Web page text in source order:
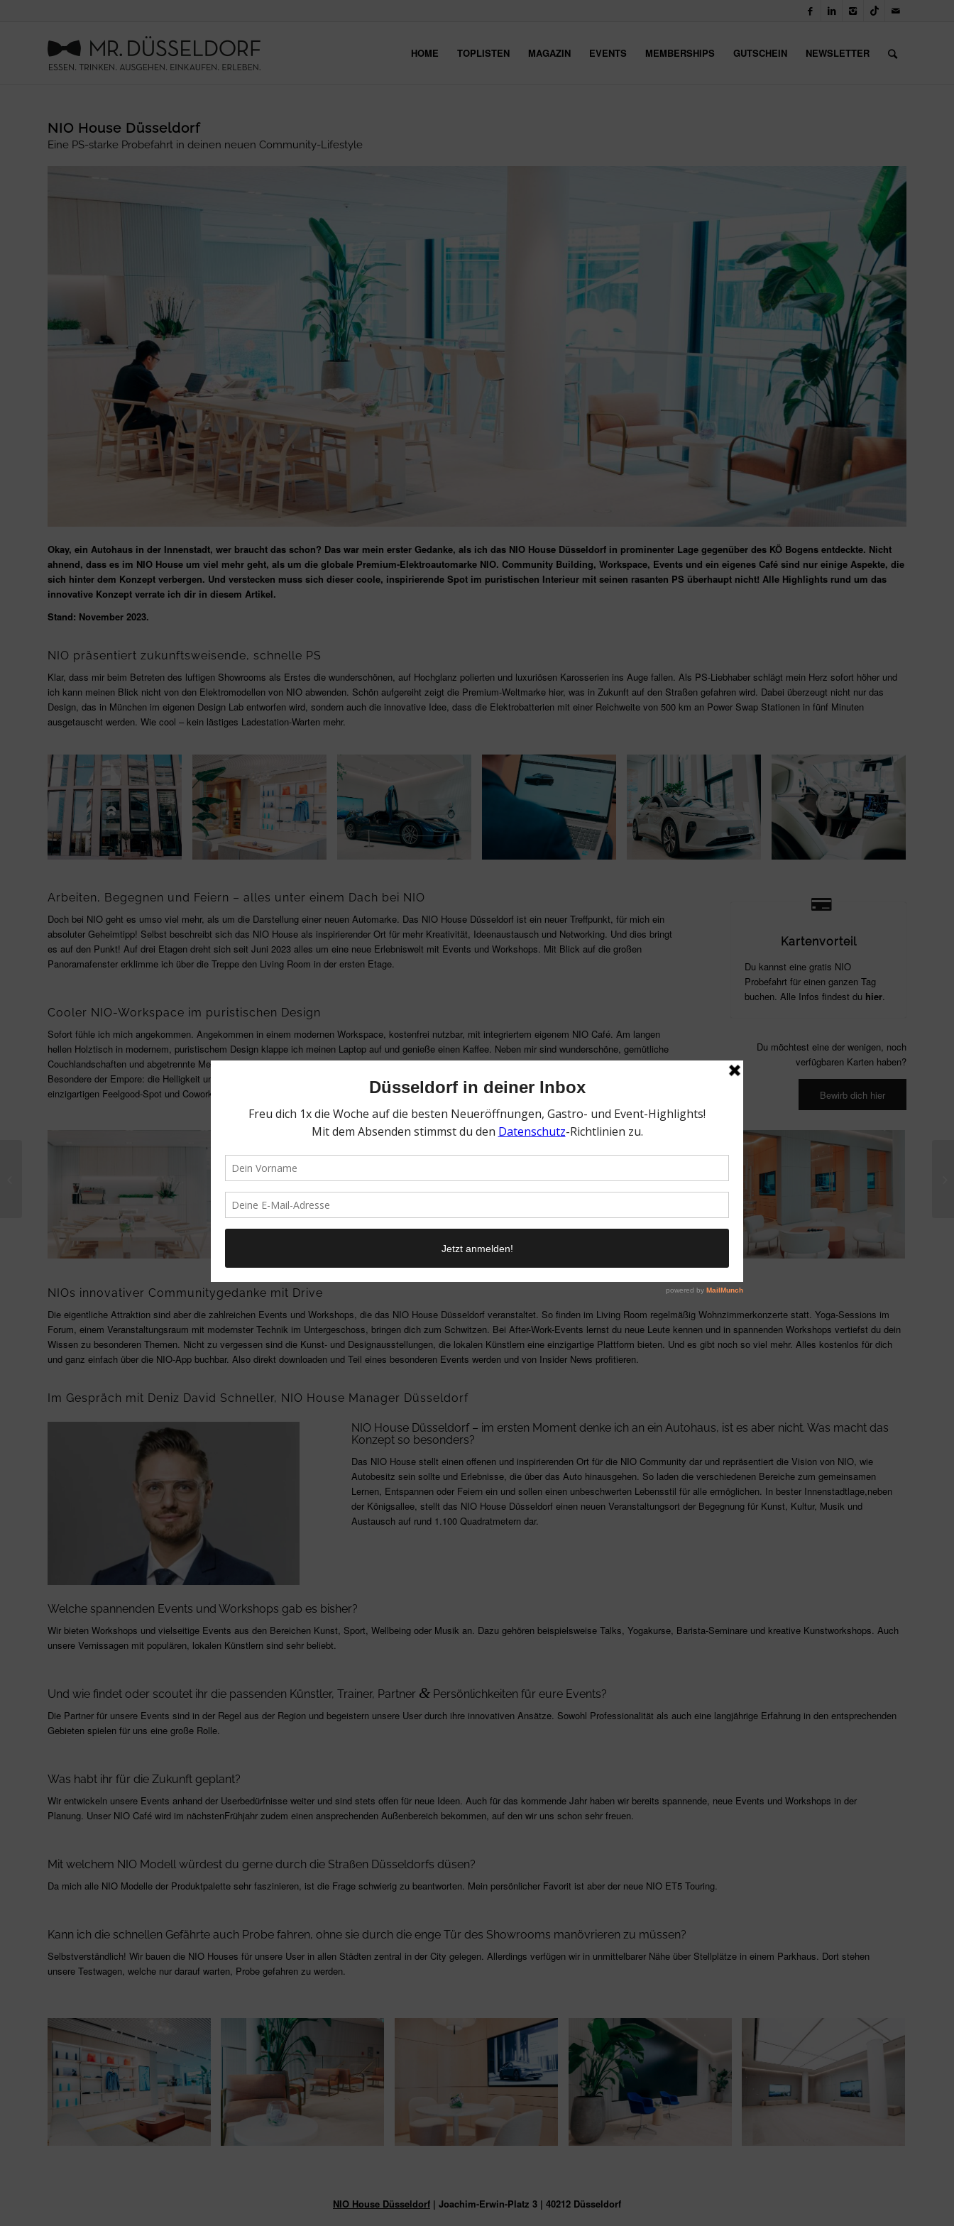
HOME TOPLISTEN MAGAZIN EVENTS MEMBERSHIPS GUTSCHEIN NEWSLETTER
NIO House Düsseldorf
Eine PS-starke Probefahrt in deinen neuen Community-Lifestyle
Okay, ein Autohaus in der Innenstadt, wer braucht das schon? Das war mein erster Gedanke, als ich das NIO House Düsseldorf in prominenter Lage gegenüber des KÖ Bogens entdeckte. Nicht
ahnend, dass es im NIO House um viel mehr geht, als um die globale Premium-Elektroautomarke NIO. Community Building, Workspace, Events und ein eigenes Café sind nur einige Aspekte, die
sich hinter dem Konzept verbergen. Und verstecken muss sich dieser coole, inspirierende Spot im puristischen Interieur mit seinen rasanten PS überhaupt nicht! Alle Highlights rund um das
innovative Konzept verrate ich dir in diesem Artikel.
Stand: November 2023.
NIO präsentiert zukunftsweisende, schnelle PS
Klar, dass mir beim Betreten des luftigen Showrooms als Erstes die wunderschönen, auf Hochglanz polierten und luxuriösen Karosserien ins Auge fallen. Als PS-Liebhaber schlägt mein Herz sofort höher und
ich kann meinen Blick nicht von den Elektromodellen von NIO abwenden. Schön aufgereiht zeigt die Premium-Weltmarke hier, was in Zukunft auf den Straßen gefahren wird. Dabei überzeugt nicht nur das
Design, das in München im eigenen Design Lab entworfen wird, sondern auch die innovative Idee, dass die Elektrobatterien mit einer Reichweite von 500 km an Power Swap Stationen in fünf Minuten
ausgetauscht werden. Wie cool – kein lästiges Ladestation-Warten mehr.
Arbeiten, Begegnen und Feiern – alles unter einem Dach bei NIO
Doch bei NIO geht es umso viel mehr, als um die Darstellung einer neuen Automarke. Das NIO House Düsseldorf ist ein neuer Treffpunkt, für mich ein
absoluter Geheimtipp! Selbst beschreibt sich das NIO House als inspirierender Ort für mehr Kreativität, Ideenaustausch und Networking. Und dies bringt
es auf den Punkt! Auf drei Etagen dreht sich seit Juni 2023 alles um eine neue Erlebniswelt mit Events und Workshops. Mit Blick auf die großen
Panoramafenster erklimme ich über die Treppe den Living Room in der ersten Etage.
Cooler NIO-Workspace im puristischen Design
Sofort fühle ich mich angekommen. Angekommen in einem modernen Workspace, kostenfrei nutzbar, mit integriertem eigenem NIO Café. Am langen
hellen Holztisch in modernem, puristischem Design klappe ich meinen Laptop auf und genieße einen Kaffee. Neben mir sind wunderschöne, gemütliche
Couchlandschaften und abgetrennte Meetingräume, die ich für kommende Termine anmieten werde. Selbst an einen Childrens Hub ist gedacht. Das
Besondere der Empore: die Helligkeit und Ruhe, die der Living Room ausstrahlt. Hier wurde auf jedes Interieur-Detail geachtet und macht es für mich zum
einzigartigen Feelgood-Spot und Coworking Space inmitten des städtischen Treibens von Düsseldorf.
Kartenvorteil
Du kannst eine gratis NIO
Probefahrt für einen ganzen Tag
buchen. Alle Infos findest du hier.
Du möchtest eine der wenigen, noch
verfügbaren Karten haben?
Bewirb dich hier
NIOs innovativer Communitygedanke mit Drive
Die eigentliche Attraktion sind aber die zahlreichen Events und Workshops, die das NIO House Düsseldorf veranstaltet. So finden im Living Room regelmäßig Wohnzimmerkonzerte statt. Yoga-Sessions im
Forum, einem Veranstaltungsraum mit modernster Technik im Untergeschoss, bringen dich zum Schwitzen. Bei After-Work-Events lernst du neue Leute kennen und in spannenden Workshops vertiefst du dein
Wissen zu besonderen Themen. Nicht zu vergessen sind die Kunst- und Designausstellungen, die lokalen Künstlern eine einzigartige Plattform bieten. Und es gibt noch so viel mehr. Alles kostenlos für dich
und ganz einfach über die NIO-App buchbar. Also direkt downloaden und Teil eines besonderen Events werden und von Insider News profitieren.
Im Gespräch mit Deniz David Schneller, NIO House Manager Düsseldorf
NIO House Düsseldorf – im ersten Moment denke ich an ein Autohaus, ist es aber nicht. Was macht das
Konzept so besonders?
Das NIO House stellt einen offenen und inspirierenden Ort für die NIO Community dar und repräsentiert die Vision von NIO, wie
Autobesitz sein sollte und Erlebnisse, die über das Auto hinausgehen. So laden die verschiedenen Bereiche zum gemeinsamen
Lernen, Entspannen oder Feiern ein und sollen einen unbeschwerten Lebensstil für alle ermöglichen. In bester Innenstadtlage,neben
der Königsallee, stellt das NIO House Düsseldorf einen neuen Veranstaltungsort der Begegnung für Kunst, Kultur, Musik und
Austausch auf rund 1.100 Quadratmetern dar.
Welche spannenden Events und Workshops gab es bisher?
Wir bieten Workshops und vielseitige Events aus den Bereichen Kunst, Sport, Wellbeing oder Musik an. Dazu gehören beispielsweise Talks, Yogakurse, Barista-Seminare und kreative Kunstworkshops. Auch
unsere Vernissagen mit populären, lokalen Künstlern sind sehr beliebt.
Und wie findet oder scoutet ihr die passenden Künstler, Trainer, Partner & Persönlichkeiten für eure Events?
Die Partner für unsere Events sind in der Regel aus der Region und begeistern unsere User durch ihre innovativen Ansätze. Sowohl Professionalität als auch eine langjährige Erfahrung in den entsprechenden
Gebieten spielen für uns eine große Rolle.
Was habt ihr für die Zukunft geplant?
Wir entwickeln unsere Events anhand der Userbedürfnisse weiter und sind stets offen für neue Ideen. Auch für das kommende Jahr haben wir bereits spannende, neue Events und Workshops in der
Planung. Unser NIO Café wird im nächstenFrühjahr zudem einen ansprechenden Außenbereich bekommen, auf den wir uns schon sehr freuen.
Mit welchem NIO Modell würdest du gerne durch die Straßen Düsseldorfs düsen?
Da mich alle NIO Modelle der Produktpalette sehr faszinieren, ist die Frage schwierig zu beantworten. Mein persönlicher Favorit ist aber der neue NIO ET5 Touring.
Kann ich die schnellen Gefährte auch Probe fahren, ohne sie durch die enge Tür des Showrooms manövrieren zu müssen?
Selbstverständlich! Wir bauen die NIO Houses für unsere User in allen Städten zentral in der City gelegen. Allerdings verfügen wir in unmittelbarer Nähe über Stellplätze in einem Parkhaus. Dort stehen
unsere Testwagen, welche nur darauf warten, Probe gefahren zu werden.
NIO House Düsseldorf | Joachim-Erwin-Platz 3 | 40212 Düsseldorf